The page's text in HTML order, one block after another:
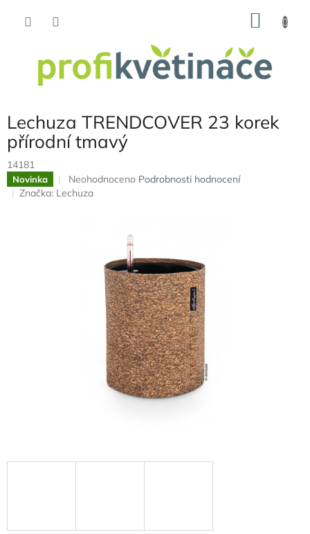
Lechuza TRENDCOVER 23 korek
přírodní tmavý
14181
Novinka
Průměrné
hodnocení
hvězdiček.
Neohodnoceno Podrobnosti hodnocení
Značka: Lechuza